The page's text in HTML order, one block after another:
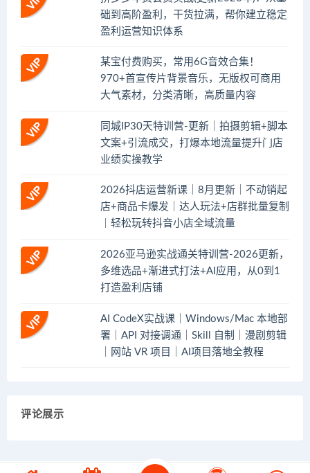
础到高阶盈利，干货拉满，帮你建立稳定
盈利运营知识体系
某宝付费购买，常用6G音效合集！
970+首宣传片背景音乐，无版权可商用
大气素材，分类清晰，高质量内容
同城IP30天特训营-更新｜拍摄剪辑+脚本
文案+引流成交，打爆本地流量提升门店
业绩实操教学
2026抖店运营新课｜8月更新｜不动销起
店+商品卡爆发｜达人玩法+店群批量复制
｜轻松玩转抖音小店全域流量
2026亚马逊实战通关特训营-2026更新，
多维选品+渐进式打法+AI应用，从0到1
打造盈利店铺
AI CodeX实战课｜Windows/Mac 本地部
署｜API 对接调通｜Skill 自制｜漫剧剪辑
｜网站 VR 项目｜AI项目落地全教程
评论展示